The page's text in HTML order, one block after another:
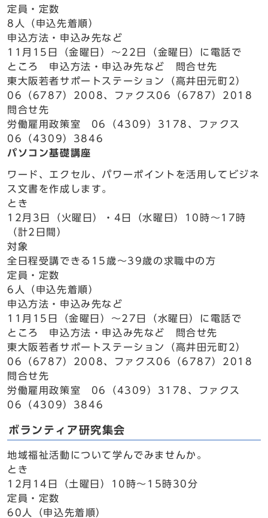
定員・定数
8人（申込先着順）
申込方法・申込み先など
11月15日（金曜日）～22日（金曜日）に電話で
ところ 申込方法・申込み先など 問合せ先
東大阪若者サポートステーション（高井田元町2）
06（6787）2008、ファクス06（6787）2018
問合せ先
労働雇用政策室 06（4309）3178、ファクス
06（4309）3846
パソコン基礎講座
ワード、エクセル、パワーポイントを活用してビジネ
ス文書を作成します。
とき
12月3日（火曜日）・4日（水曜日）10時～17時
（計2日間）
対象
全日程受講できる15歳～39歳の求職中の方
定員・定数
6人（申込先着順）
申込方法・申込み先など
11月15日（金曜日）～27日（水曜日）に電話で
ところ 申込方法・申込み先など 問合せ先
東大阪若者サポートステーション（高井田元町2）
06（6787）2008、ファクス06（6787）2018
問合せ先
労働雇用政策室 06（4309）3178、ファクス
06（4309）3846
ボランティア研究集会
地域福祉活動について学んでみませんか。
とき
12月14日（土曜日）10時～15時30分
定員・定数
60人（申込先着順）